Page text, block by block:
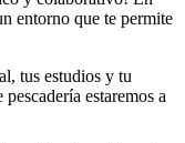
entorno que te permite
tus estudios y tu
estaremos a